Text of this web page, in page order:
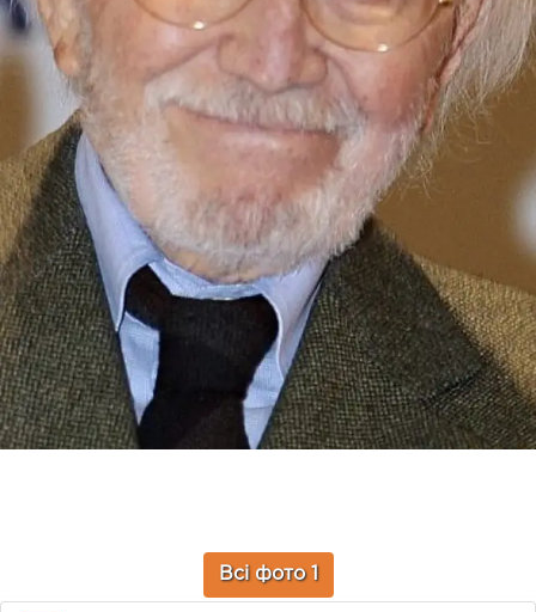
Всі фото 1